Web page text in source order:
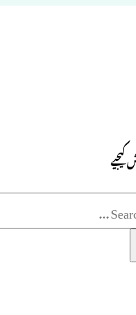
کیجیے